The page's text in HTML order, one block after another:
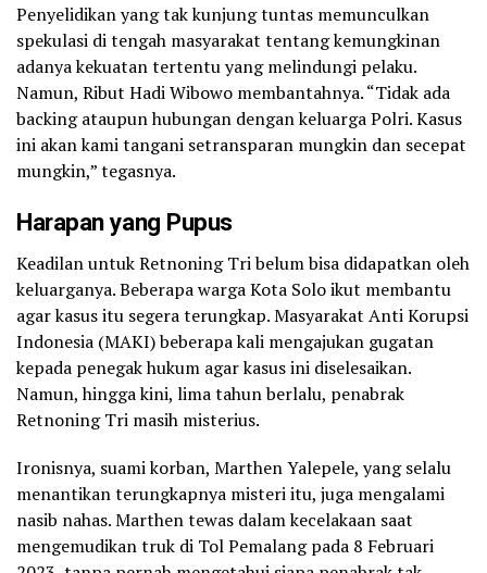
Penyelidikan yang tak kunjung tuntas memunculkan
spekulasi di tengah masyarakat tentang kemungkinan
adanya kekuatan tertentu yang melindungi pelaku.
Namun, Ribut Hadi Wibowo membantahnya. “Tidak ada
backing ataupun hubungan dengan keluarga Polri. Kasus
ini akan kami tangani setransparan mungkin dan secepat
mungkin,” tegasnya.
Harapan yang Pupus
Keadilan untuk Retnoning Tri belum bisa didapatkan oleh
keluarganya. Beberapa warga Kota Solo ikut membantu
agar kasus itu segera terungkap. Masyarakat Anti Korupsi
Indonesia (MAKI) beberapa kali mengajukan gugatan
kepada penegak hukum agar kasus ini diselesaikan.
Namun, hingga kini, lima tahun berlalu, penabrak
Retnoning Tri masih misterius.
Ironisnya, suami korban, Marthen Yalepele, yang selalu
menantikan terungkapnya misteri itu, juga mengalami
nasib nahas. Marthen tewas dalam kecelakaan saat
mengemudikan truk di Tol Pemalang pada 8 Februari